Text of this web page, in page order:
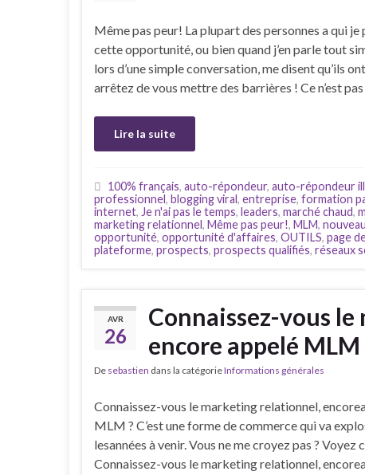
Même pas peur! La plupart des personnes a qui je
cette opportunité, ou bien quand j’en parle tout
lors d’une simple conversation, me disent qu’ils
arrêtez de vous mettre des barrières ! Ce n’est
Lire la suite
100% français, auto-répondeur, auto-répondeur
professionnel, blogging viral, entreprise, formation
internet, Je n'ai pas le temps, leaders, marché chaud,
marketing relationnel, Même pas peur!, MLM,
opportunité, opportunité d'affaires, OUTILS, page
plateforme, prospects, prospects qualifiés, réseaux
AVR
26
Connaissez-vous
encore appelé MLM
De sebastien dans la catégorieInformations générales
Connaissez-vous le marketing relationnel,
MLM ? C’est une forme de commerce qui va
lesannées à venir. Vous ne me croyez pas ?
Connaissez-vous le marketing relationnel,